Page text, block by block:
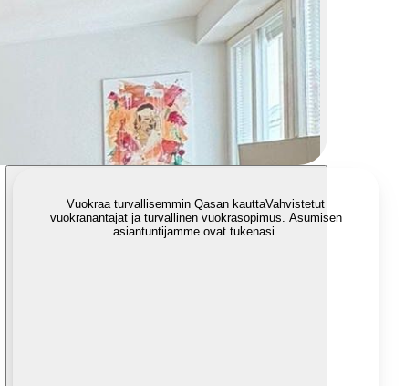
Vuokraa turvallisemmin Qasan kauttaVahvistetut
vuokranantajat ja turvallinen vuokrasopimus. Asumisen
asiantuntijamme ovat tukenasi.